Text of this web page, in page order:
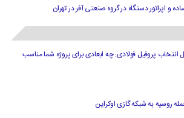
و اپراتور دستگاه در گروه صنعتی آفر در تهران
انتخاب پروفیل فولادی: چه ابعادی برای پروژه شما مناسب
روسیه به شبکه گازی اوکراین